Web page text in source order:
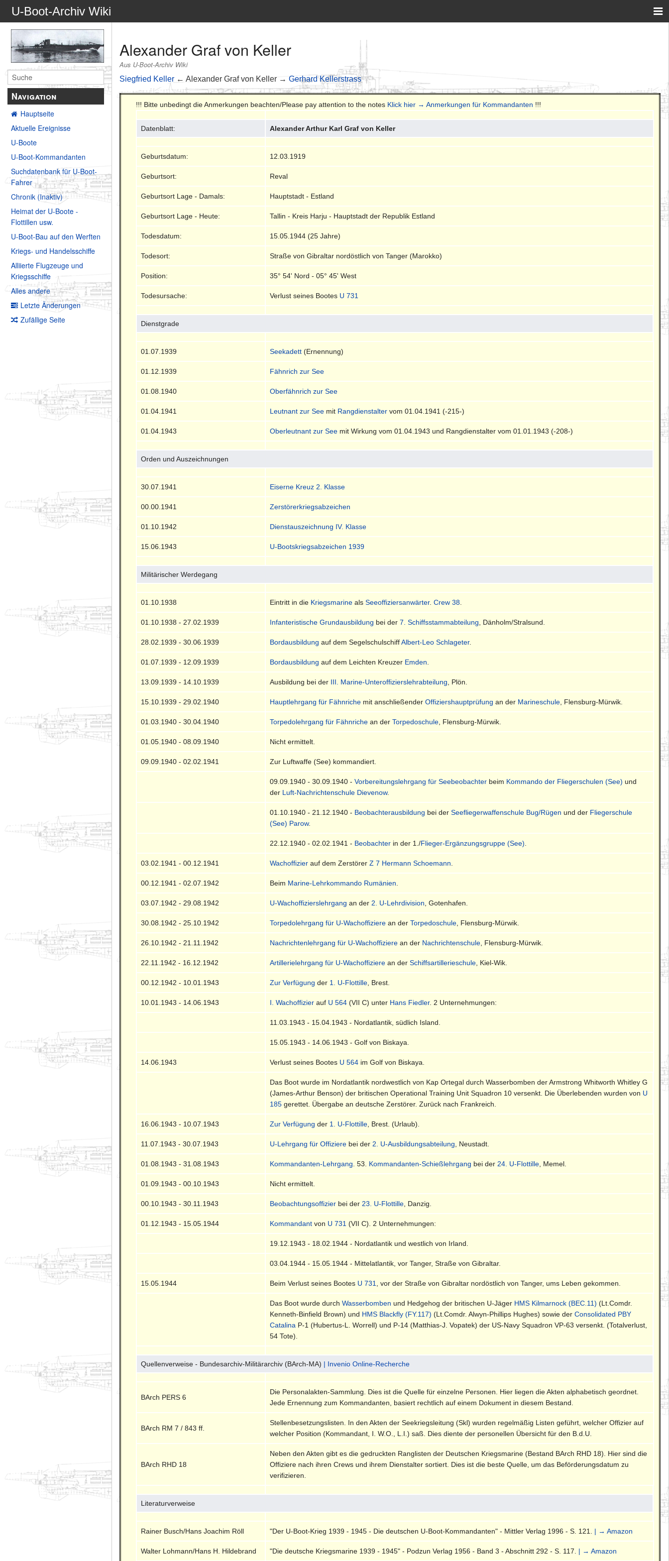
U-Boot-Archiv Wiki
Navigation
Hauptseite
Aktuelle Ereignisse
U-Boote
U-Boot-Kommandanten
Suchdatenbank für U-Boot-
Fahrer
Chronik (Inaktiv)
Heimat der U-Boote -
Flottillen usw.
U-Boot-Bau auf den Werften
Kriegs- und Handelsschiffe
Alliierte Flugzeuge und
Kriegsschiffe
Alles andere
Letzte Änderungen
Zufällige Seite
Alexander Graf von Keller
Aus U-Boot-Archiv Wiki
Siegfried Keller ← Alexander Graf von Keller →Gerhard Kellerstrass
!!! Bitte unbedingt die Anmerkungen beachten/Please pay attention to the notes Klick hier → Anmerkungen für Kommandanten !!!
Datenblatt: Alexander Arthur Karl Graf von Keller
Geburtsdatum: 12.03.1919
Geburtsort: Reval
Geburtsort Lage - Damals: Hauptstadt - Estland
Geburtsort Lage - Heute: Tallin - Kreis Harju - Hauptstadt der Republik Estland
Todesdatum: 15.05.1944 (25 Jahre)
Todesort: Straße von Gibraltar nordöstlich von Tanger (Marokko)
Position: 35° 54' Nord - 05° 45' West
Todesursache: Verlust seines Bootes U 731
Dienstgrade
01.07.1939 Seekadett (Ernennung)
01.12.1939 Fähnrich zur See
01.08.1940 Oberfähnrich zur See
01.04.1941 Leutnant zur See mit Rangdienstalter vom 01.04.1941 (-215-)
01.04.1943 Oberleutnant zur See mit Wirkung vom 01.04.1943 und Rangdienstalter vom 01.01.1943 (-208-)
Orden und Auszeichnungen
30.07.1941 Eiserne Kreuz 2. Klasse
00.00.1941 Zerstörerkriegsabzeichen
01.10.1942 Dienstauszeichnung IV. Klasse
15.06.1943 U-Bootskriegsabzeichen 1939
Militärischer Werdegang
01.10.1938 Eintritt in die Kriegsmarine alsSeeoffiziersanwärter.Crew 38
01.10.1938 - 27.02.1939 Infanteristische Grundausbildung bei der7. Schiffsstammabteilung , Dänholm/Stralsund.
28.02.1939 - 30.06.1939 Bordausbildung auf dem SegelschulschiffAlbert-Leo Schlageter.
01.07.1939 - 12.09.1939 Bordausbildung auf dem Leichten Kreuzer Emden
13.09.1939 - 14.10.1939 Ausbildung bei der III. Marine-Unteroffizierslehrabteilung , Plön.
15.10.1939 - 29.02.1940 Hauptlehrgang für Fähnriche mit anschließenderOffiziershauptprüfung an der Marineschule , Flensburg-Mürwik.
01.03.1940 - 30.04.1940 Torpedolehrgang für Fähnriche an derTorpedoschule , Flensburg-Mürwik.
01.05.1940 - 08.09.1940 Nicht ermittelt.
09.09.1940 - 02.02.1941 Zur Luftwaffe (See) kommandiert.
09.09.1940 - 30.09.1940 -Vorbereitungslehrgang für Seebeobachter beim Kommando der Fliegerschulen (See) und
der Luft-Nachrichtenschule Dievenow.
01.10.1940 - 21.12.1940 - Beobachterausbildung bei derSeefliegerwaffenschule Bug/Rügen und der Fliegerschule
(See) Parow.
22.12.1940 - 02.02.1941 - Beobachter in der 1./Flieger-Ergänzungsgruppe (See)
03.02.1941 - 00.12.1941 Wachoffizier auf dem ZerstörerZ 7 Hermann Schoemann
00.12.1941 - 02.07.1942 Beim Marine-Lehrkommando Rumänien
03.07.1942 - 29.08.1942 U-Wachoffizierslehrgang an der 2. U-Lehrdivision , Gotenhafen.
30.08.1942 - 25.10.1942 Torpedolehrgang für U-Wachoffiziere an derTorpedoschule , Flensburg-Mürwik.
26.10.1942 - 21.11.1942 Nachrichtenlehrgang für U-Wachoffiziere an der Nachrichtenschule , Flensburg-Mürwik.
22.11.1942 - 16.12.1942 Artillerielehrgang für U-Wachoffiziere an derSchiffsartillerieschule , Kiel-Wik.
00.12.1942 - 10.01.1943 Zur Verfügung der 1. U-Flottille , Brest.
10.01.1943 - 14.06.1943 I. Wachoffizier auf U 564 (VII C) unter Hans Fiedler. 2 Unternehmungen:
11.03.1943 - 15.04.1943 - Nordatlantik, südlich Island.
15.05.1943 - 14.06.1943 - Golf von Biskaya.
14.06.1943 Verlust seines Bootes U 564 im Golf von Biskaya.
Das Boot wurde im Nordatlantik nordwestlich von Kap Ortegal durch Wasserbomben der Armstrong Whitworth Whitley G
(James-Arthur Benson) der britischen Operational Training Unit Squadron 10 versenkt. Die Überlebenden wurden von U
185 gerettet. Übergabe an deutsche Zerstörer. Zurück nach Frankreich.
16.06.1943 - 10.07.1943 Zur Verfügung der 1. U-Flottille , Brest. (Urlaub).
11.07.1943 - 30.07.1943 U-Lehrgang für Offiziere bei der 2. U-Ausbildungsabteilung , Neustadt.
01.08.1943 - 31.08.1943 Kommandanten-Lehrgang . 53. Kommandanten-Schießlehrgang bei der 24. U-Flottille , Memel.
01.09.1943 - 00.10.1943 Nicht ermittelt.
00.10.1943 - 30.11.1943 Beobachtungsoffizier bei der 23. U-Flottille , Danzig.
01.12.1943 - 15.05.1944 Kommandant von U 731 (VII C). 2 Unternehmungen:
19.12.1943 - 18.02.1944 - Nordatlantik und westlich von Irland.
03.04.1944 - 15.05.1944 - Mittelatlantik, vor Tanger, Straße von Gibraltar.
15.05.1944 Beim Verlust seines Bootes U 731 , vor der Straße von Gibraltar nordöstlich von Tanger, ums Leben gekommen.
Das Boot wurde durchWasserbomben und Hedgehog der britischen U-Jäger HMS Kilmarnock (BEC.11) (Lt.Comdr.
Kenneth-Binfield Brown) und HMS Blackfly (FY.117) (Lt.Comdr. Alwyn-Phillips Hughes) sowie derConsolidated PBY
Catalina P-1 (Hubertus-L. Worrell) und P-14 (Matthias-J. Vopatek) der US-Navy Squadron VP-63 versenkt. (Totalverlust,
54 Tote).
Quellenverweise - Bundesarchiv-Militärarchiv (BArch-MA) | Invenio Online-Recherche
BArch PERS 6
Die Personalakten-Sammlung. Dies ist die Quelle für einzelne Personen. Hier liegen die Akten alphabetisch geordnet.
Jede Ernennung zum Kommandanten, basiert rechtlich auf einem Dokument in diesem Bestand.
BArch RM 7 / 843 ff.
Stellenbesetzungslisten. In den Akten der Seekriegsleitung (Skl) wurden regelmäßig Listen geführt, welcher Offizier auf
welcher Position (Kommandant, I. W.O., L.I.) saß. Dies diente der personellen Übersicht für den B.d.U.
BArch RHD 18
Neben den Akten gibt es die gedruckten Ranglisten der Deutschen Kriegsmarine (Bestand BArch RHD 18). Hier sind die
Offiziere nach ihren Crews und ihrem Dienstalter sortiert. Dies ist die beste Quelle, um das Beförderungsdatum zu
verifizieren.
Literaturverweise
Rainer Busch/Hans Joachim Röll "Der U-Boot-Krieg 1939 - 1945 - Die deutschen U-Boot-Kommandanten" - Mittler Verlag 1996 - S. 121. | → Amazon
Walter Lohmann/Hans H. Hildebrand "Die deutsche Kriegsmarine 1939 - 1945" - Podzun Verlag 1956 - Band 3 - Abschnitt 292 - S. 117. | → Amazon